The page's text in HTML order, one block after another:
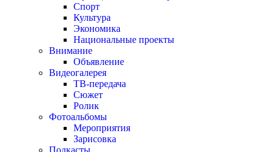
Спорт
Культура
Экономика
Национальные проекты
Внимание
Объявление
Видеогалерея
ТВ-передача
Сюжет
Ролик
Фотоальбомы
Мероприятия
Зарисовка
Подкасты